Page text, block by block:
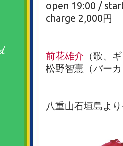
open 19:00 /
charge 2,000円
前花雄介 （歌、
松野智憲（パー
八重山石垣島よ